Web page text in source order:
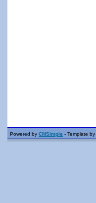
Powered by CMSimple - Template by